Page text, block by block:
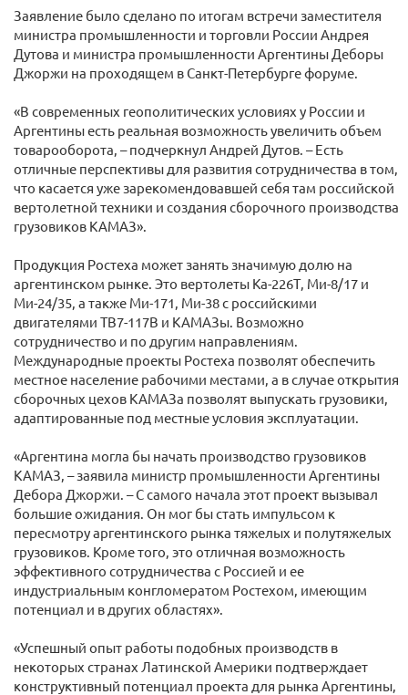
Заявление было сделано по итогам встречи заместителя
министра промышленности и торговли России Андрея
Дутова и министра промышленности Аргентины Деборы
Джоржи на проходящем в Санкт-Петербурге форуме.
«В современных геополитических условиях у России и
Аргентины есть реальная возможность увеличить объем
товарооборота, – подчеркнул Андрей Дутов. – Есть
отличные перспективы для развития сотрудничества в том,
что касается уже зарекомендовавшей себя там российской
вертолетной техники и создания сборочного производства
грузовиков КАМАЗ».
Продукция Ростеха может занять значимую долю на
аргентинском рынке. Это вертолеты Ка-226Т, Ми-8/17 и
Ми-24/35, а также Ми-171, Ми-38 с российскими
двигателями ТВ7-117В и КАМАЗы. Возможно
сотрудничество и по другим направлениям.
Международные проекты Ростеха позволят обеспечить
местное население рабочими местами, а в случае открытия
сборочных цехов КАМАЗа позволят выпускать грузовики,
адаптированные под местные условия эксплуатации.
«Аргентина могла бы начать производство грузовиков
КАМАЗ, – заявила министр промышленности Аргентины
Дебора Джоржи. – С самого начала этот проект вызывал
большие ожидания. Он мог бы стать импульсом к
пересмотру аргентинского рынка тяжелых и полутяжелых
грузовиков. Кроме того, это отличная возможность
эффективного сотрудничества с Россией и ее
индустриальным конгломератом Ростехом, имеющим
потенциал и в других областях».
«Успешный опыт работы подобных производств в
некоторых странах Латинской Америки подтверждает
конструктивный потенциал проекта для рынка Аргентины,